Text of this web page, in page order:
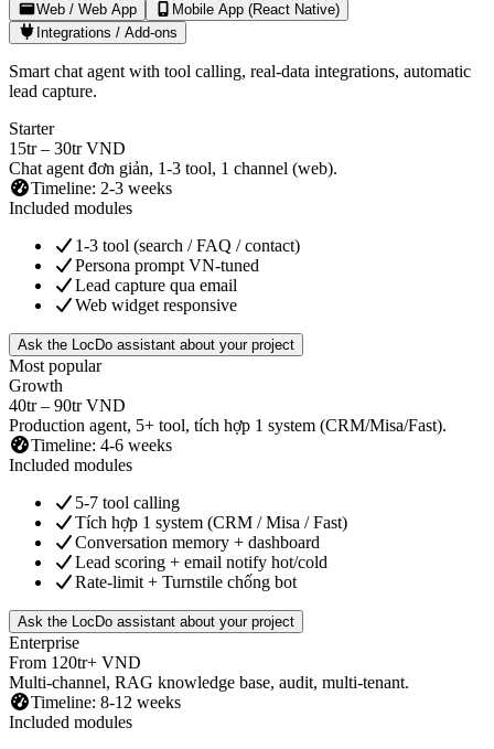
Web / Web App
Mobile App (React Native)
Integrations / Add-ons
Smart chat agent with tool calling, real-data integrations, automatic
lead capture.
Starter
15tr – 30tr VND
Chat agent đơn giản, 1-3 tool, 1 channel (web).
Timeline: 2-3 weeks
Included modules
1-3 tool (search / FAQ / contact)
Persona prompt VN-tuned
Lead capture qua email
Web widget responsive
Ask the LocDo assistant about your project
Most popular
Growth
40tr – 90tr VND
Production agent, 5+ tool, tích hợp 1 system (CRM/Misa/Fast).
Timeline: 4-6 weeks
Included modules
5-7 tool calling
Tích hợp 1 system (CRM / Misa / Fast)
Conversation memory + dashboard
Lead scoring + email notify hot/cold
Rate-limit + Turnstile chống bot
Ask the LocDo assistant about your project
Enterprise
From 120tr+ VND
Multi-channel, RAG knowledge base, audit, multi-tenant.
Timeline: 8-12 weeks
Included modules